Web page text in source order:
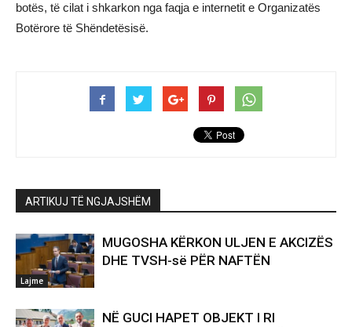
botës, të cilat i shkarkon nga faqja e internetit e Organizatës
Botërore të Shëndetësisë.
ARTIKUJ TË NGJAJSHËM
Lajme
MUGOSHA KËRKON ULJEN E AKCIZËS
DHE TVSH-së PËR NAFTËN
NË GUCI HAPET OBJEKT I RI